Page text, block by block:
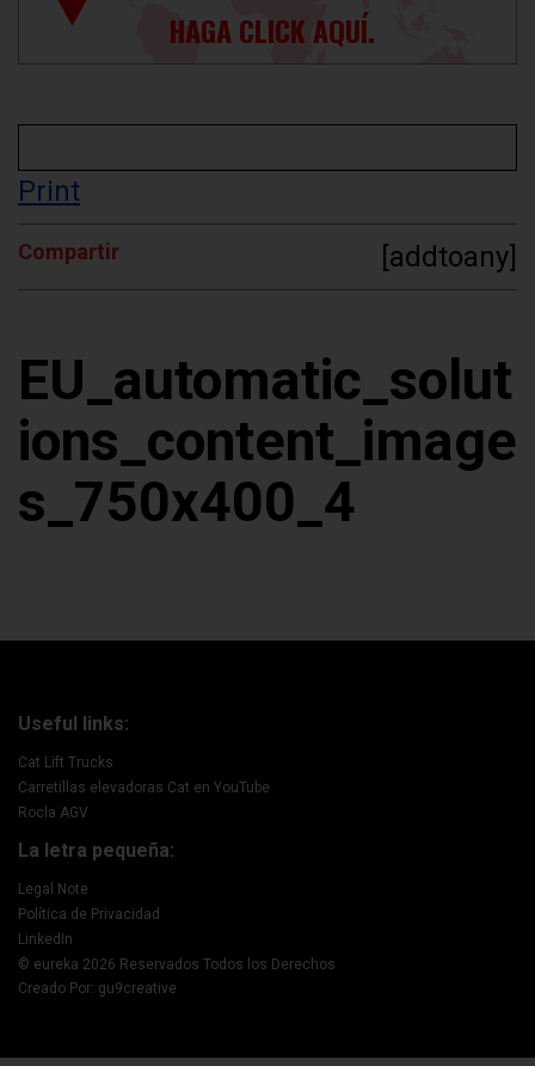
HAGA CLICK AQUÍ.
Print
Compartir [addtoany]
EU_automatic_solut
ions_content_image
s_750x400_4
Useful links:
Cat Lift Trucks
Carretillas elevadoras Cat en YouTube
Rocla AGV
La letra pequeña:
Legal Note
Política de Privacidad
LinkedIn
© eureka 2026 Reservados Todos los Derechos
Creado Por: gu9creative